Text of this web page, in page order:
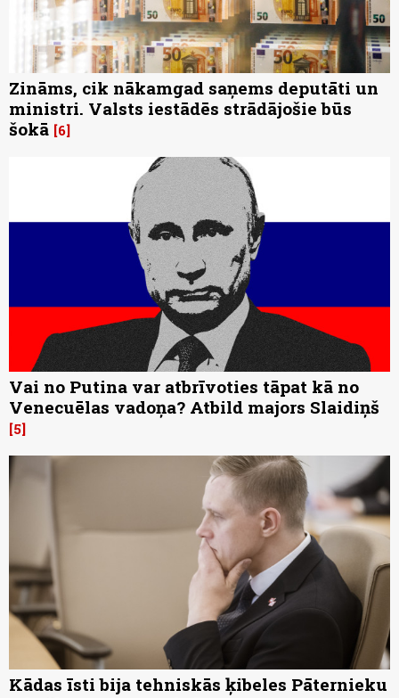
Zināms, cik nākamgad saņems deputāti un
ministri. Valsts iestādēs strādājošie būs
šokā 6
Vai no Putina var atbrīvoties tāpat kā no
Venecuēlas vadoņa? Atbild majors Slaidiņš
5
Kādas īsti bija tehniskās ķibeles Pāternieku